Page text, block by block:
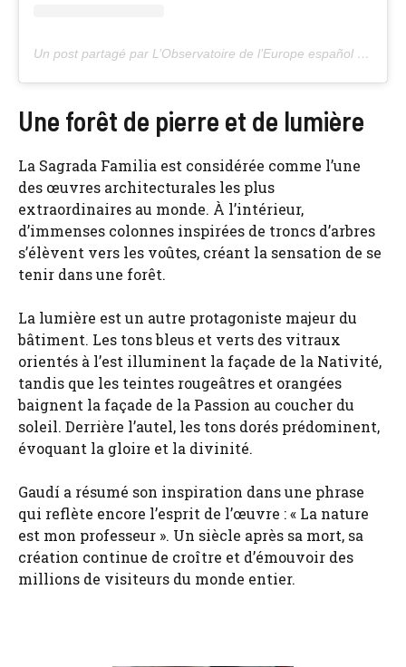
Un post partagé par L’Observatoire de l’Europe español (@euronewses)
Une forêt de pierre et de lumière
La Sagrada Familia est considérée comme l’une
des œuvres architecturales les plus
extraordinaires au monde. À l’intérieur,
d’immenses colonnes inspirées de troncs d’arbres
s’élèvent vers les voûtes, créant la sensation de se
tenir dans une forêt.
La lumière est un autre protagoniste majeur du
bâtiment. Les tons bleus et verts des vitraux
orientés à l’est illuminent la façade de la Nativité,
tandis que les teintes rougeâtres et orangées
baignent la façade de la Passion au coucher du
soleil. Derrière l’autel, les tons dorés prédominent,
évoquant la gloire et la divinité.
Gaudí a résumé son inspiration dans une phrase
qui reflète encore l’esprit de l’œuvre : « La nature
est mon professeur ». Un siècle après sa mort, sa
création continue de croître et d’émouvoir des
millions de visiteurs du monde entier.